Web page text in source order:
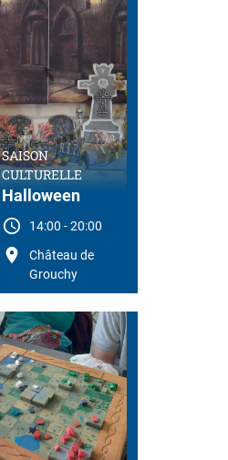
SAISON
CULTURELLE
Halloween
14:00 -20:00
Château de
Grouchy